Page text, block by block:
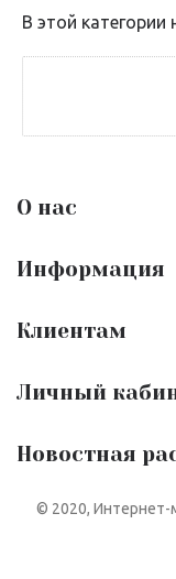
В этой категории
О нас
Информация
Клиентам
Личный
Новостная
© 2020, Интернет-